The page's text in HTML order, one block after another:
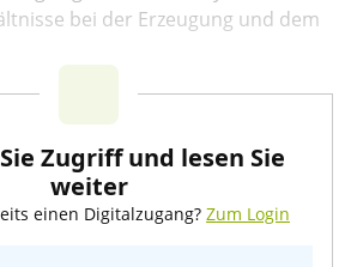
bei der Erzeugung und dem
Zugriff und lesen Sie
weiter
einen Digitalzugang? Zum Login